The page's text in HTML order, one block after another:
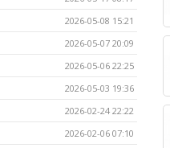
2026-05-08 15:21
2026-05-07 20:09
2026-05-06 22:25
2026-05-03 19:36
2026-02-24 22:22
2026-02-06 07:10